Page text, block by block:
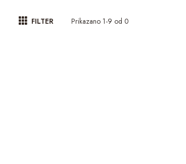
FILTER Prikazano 1-9 od 0